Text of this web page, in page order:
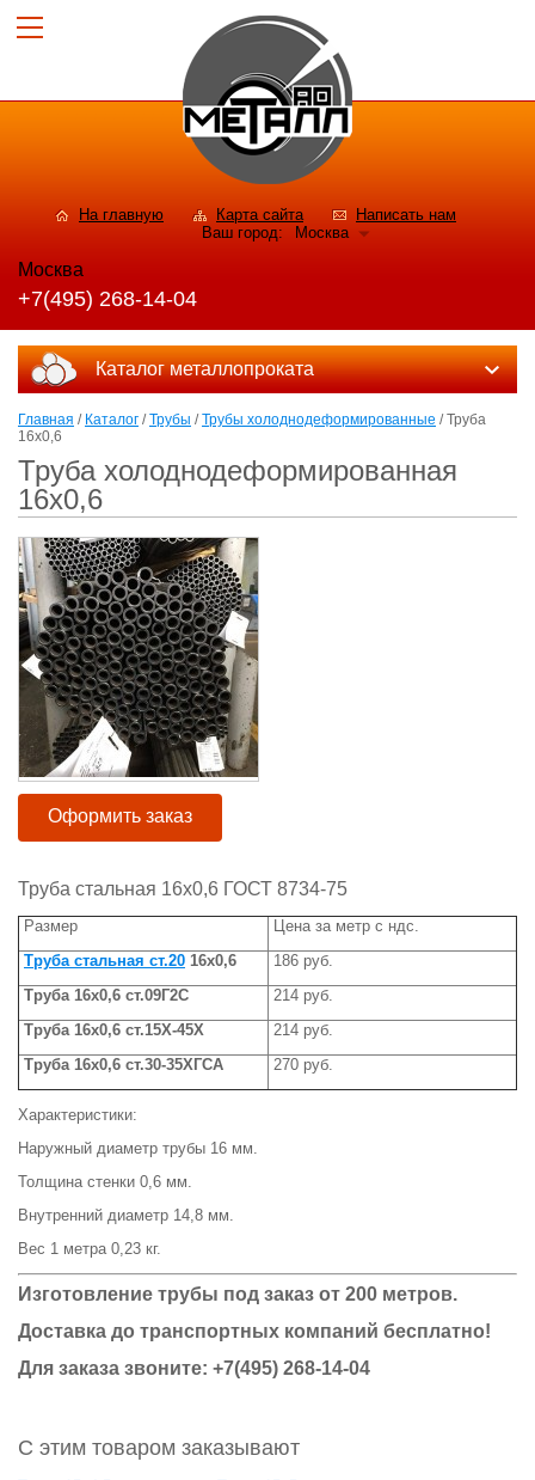
На главную Карта сайта
Написать нам
Ваш город:
Москва
Москва
+7(495) 268-14-04
Каталог металлопроката
Главная / Каталог /Трубы /Трубы холоднодеформированные / Труба
16х0,6
Труба холоднодеформированная
16х0,6
Оформить заказ
Труба стальная 16х0,6 ГОСТ 8734-75
Размер
Цена за метр с ндс.
Труба стальная ст.20 16х0,6
186 руб.
Труба 16х0,6 ст.09Г2С
214 руб.
Труба 16х0,6 ст.15Х-45Х
214 руб.
Труба 16х0,6 ст.30-35ХГСА
270 руб.
Характеристики:
Наружный диаметр трубы 16 мм.
Толщина стенки 0,6 мм.
Внутренний диаметр 14,8 мм.
Вес 1 метра 0,23 кг.
Изготовление трубы под заказ от 200 метров.
Доставка до транспортных компаний бесплатно!
Для заказа звоните: +7(495) 268-14-04
С этим товаром заказывают